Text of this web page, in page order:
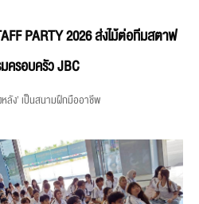
PARTY 2026 ส่งไม้ต่อทีมสตาฟ
รอบครัว JBC
ลัง’ เป็นสนามฝึกมืออาชีพ